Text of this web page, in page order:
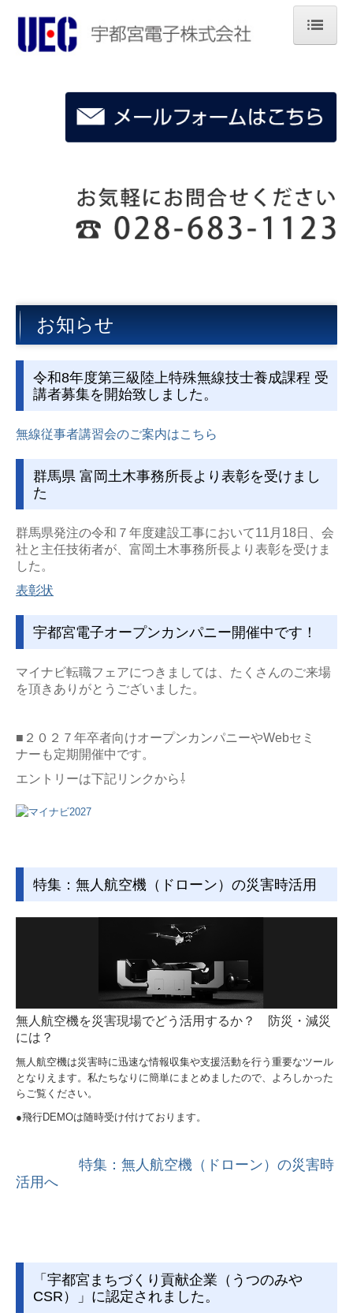
製品とサービス
採用のご案内
お知らせ
令和8年度第三級陸上特殊無線技士養成課程 受
講者募集を開始致しました。
無線従事者講習会のご案内はこちら
群馬県 富岡土木事務所長より表彰を受けまし
た
群馬県発注の令和７年度建設工事において11月18日、会
社と主任技術者が、富岡土木事務所長より表彰を受けま
した。
表彰状
宇都宮電子オープンカンパニー開催中です！
マイナビ転職フェアにつきましては、たくさんのご来場
を頂きありがとうございました。
■２０２７年卒者向けオープンカンパニーやWebセミ
ナー も定期開催中です。
エントリーは下記リンクから⇩
特集：無人航空機（ドローン）の災害時活用
無人航空機を災害現場でどう活用するか？ 防災・減災
には？
無人航空機は災害時に迅速な情報収集や支援活動を行う重要なツール
となりえます。私たちなりに簡単にまとめましたので、よろしかった
らご覧ください。
●飛行DEMOは随時受け付けております。
特集：無人航空機（ドローン）の災害時
活用へ
「宇都宮まちづくり貢献企業（うつのみや
CSR）」に認定されました。